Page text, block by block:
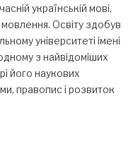
українській мові,
мовлення. Освіту здобув
університеті імені
з найвідоміших
його наукових
правопис і розвиток